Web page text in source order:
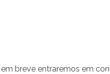
breve entraremos em